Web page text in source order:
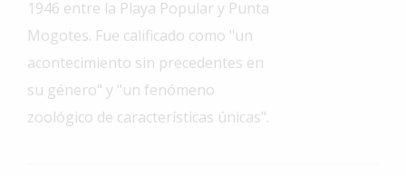
General
Ciudad
Deportes
1946 entre la Playa Popular y Punta
Mogotes. Fue calificado como "un
acontecimiento sin precedentes en
su género" y "un fenómeno
zoológico de características únicas".